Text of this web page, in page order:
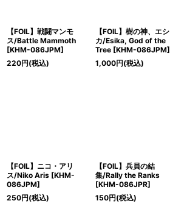
【FOIL】戦闘マンモ
ス/Battle Mammoth
[KHM-086JPM]
220円(税込)
【FOIL】樹の神、エシ
カ/Esika, God of the
Tree [KHM-086JPM]
1,000円(税込)
【FOIL】ニコ・アリ
ス/Niko Aris [KHM-
086JPM]
250円(税込)
【FOIL】兵員の結
集/Rally the Ranks
[KHM-086JPR]
150円(税込)